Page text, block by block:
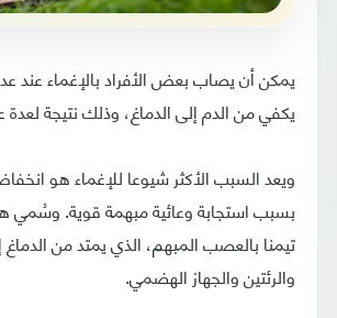
يمكن أن يصاب بعض الأفراد بالإغماء عند
يكفي من الدم إلى الدماغ، وذلك نتيجة
ويعد السبب الأكثر شيوعا للإغماء هو
بسبب استجابة وعائية مبهمة قوية. وسُمي
تيمنا بالعصب المبهم، الذي يمتد من
والرئتين والجهاز الهضمي.